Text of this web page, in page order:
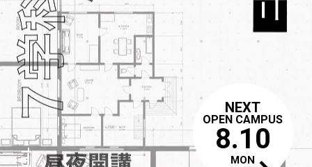
NEXT
OPEN CAMPUS
8.10
MON